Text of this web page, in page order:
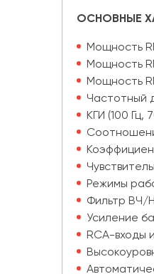
ОСНОВНЫЕ
Мощность
Мощность
Мощность
Частотный
КГИ (100 Гц,
Режимы
Фильтр ВЧ/
Усиление
RCA-входы